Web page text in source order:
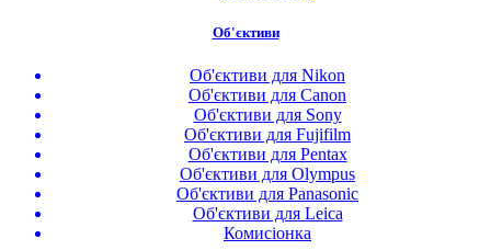
Об'єктиви
Об'єктиви для Nikon
Об'єктиви для Canon
Об'єктиви для Sony
Об'єктиви для Fujifilm
Об'єктиви для Pentax
Об'єктиви для Olympus
Об'єктиви для Panasonic
Об'єктиви для Leica
Комисіонка